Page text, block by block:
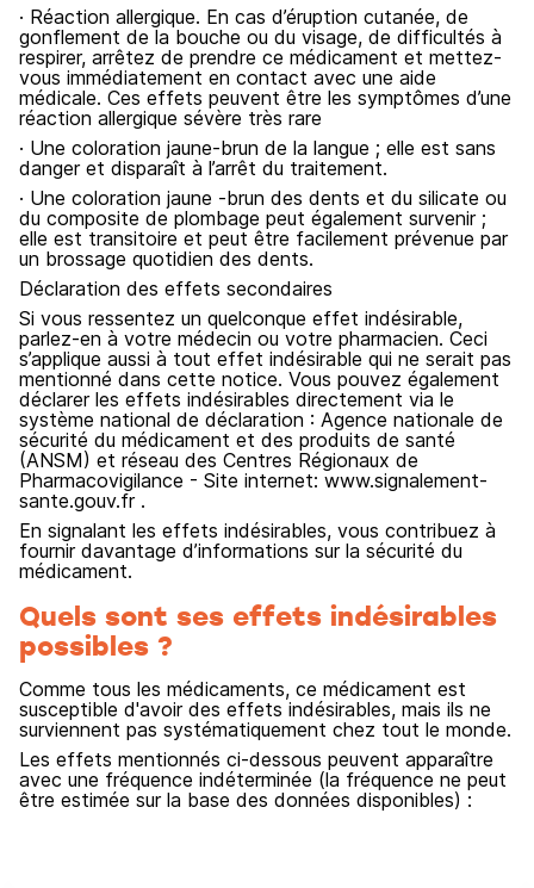
· Réaction allergique. En cas d’éruption cutanée, de
gonflement de la bouche ou du visage, de difficultés à
respirer, arrêtez de prendre ce médicament et mettez-
vous immédiatement en contact avec une aide
médicale. Ces effets peuvent être les symptômes d’une
réaction allergique sévère très rare
· Une coloration jaune-brun de la langue ; elle est sans
danger et disparaît à l’arrêt du traitement.
· Une coloration jaune -brun des dents et du silicate ou
du composite de plombage peut également survenir ;
elle est transitoire et peut être facilement prévenue par
un brossage quotidien des dents.
Déclaration des effets secondaires
Si vous ressentez un quelconque effet indésirable,
parlez-en à votre médecin ou votre pharmacien. Ceci
s’applique aussi à tout effet indésirable qui ne serait pas
mentionné dans cette notice. Vous pouvez également
déclarer les effets indésirables directement via le
système national de déclaration : Agence nationale de
sécurité du médicament et des produits de santé
(ANSM) et réseau des Centres Régionaux de
Pharmacovigilance - Site internet: www.signalement-
sante.gouv.fr .
En signalant les effets indésirables, vous contribuez à
fournir davantage d’informations sur la sécurité du
médicament.
Quels sont ses effets indésirables
possibles ?
Comme tous les médicaments, ce médicament est
susceptible d'avoir des effets indésirables, mais ils ne
surviennent pas systématiquement chez tout le monde.
Les effets mentionnés ci-dessous peuvent apparaître
avec une fréquence indéterminée (la fréquence ne peut
être estimée sur la base des données disponibles) :